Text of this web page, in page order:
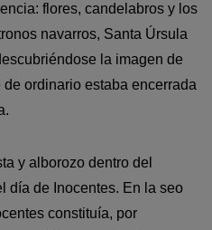
flores, candelabros y los
navarros, Santa Úrsula
la imagen de
ordinario estaba encerrada
y alborozo dentro del
día de Inocentes. En la seo
constituía, por